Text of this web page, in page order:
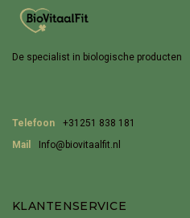
De specialist in biologische producten
Telefoon
+31251 838 181
Mail
Info@biovitaalfit.nl
KLANTENSERVICE